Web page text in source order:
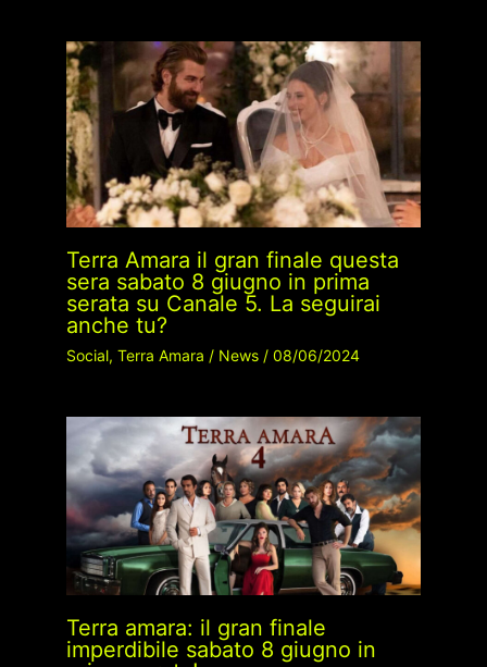
Terra Amara il gran finale questa
sera sabato 8 giugno in prima
serata su Canale 5. La seguirai
anche tu?
Social, Terra Amara / News/ 08/06/2024
Terra amara: il gran finale
imperdibile sabato 8 giugno in